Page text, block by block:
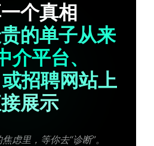
个真相
的单子从来
介平台、
招聘网站上
展示
虑里，等你去“诊断”。